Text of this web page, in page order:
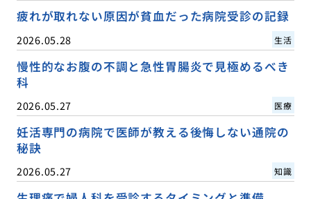
疲れが取れない原因が貧血だった病院受診の記録
2026.05.28 生活
慢性的なお腹の不調と急性胃腸炎で見極めるべき
科
2026.05.27 医療
妊活専門の病院で医師が教える後悔しない通院の
秘訣
2026.05.27 知識